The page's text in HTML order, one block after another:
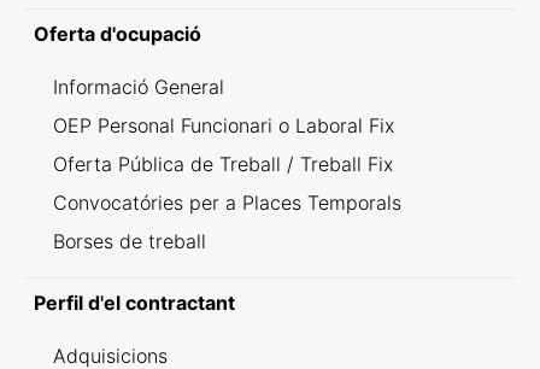
Oferta d'ocupació
Informació General
OEP Personal Funcionari o Laboral Fix
Oferta Pública de Treball / Treball Fix
Convocatóries per a Places Temporals
Borses de treball
Perfil d'el contractant
Adquisicions